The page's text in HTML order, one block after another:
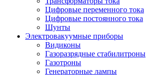
Цифровые переменного тока
Цифровые постоянного тока
Шунты
Электровакуумные приборы
Видиконы
Газоразрядные стабилитроны
Газотроны
Генераторные лампы